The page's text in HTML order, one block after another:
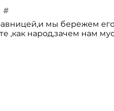
мы бережем
,как народ,зачем нам